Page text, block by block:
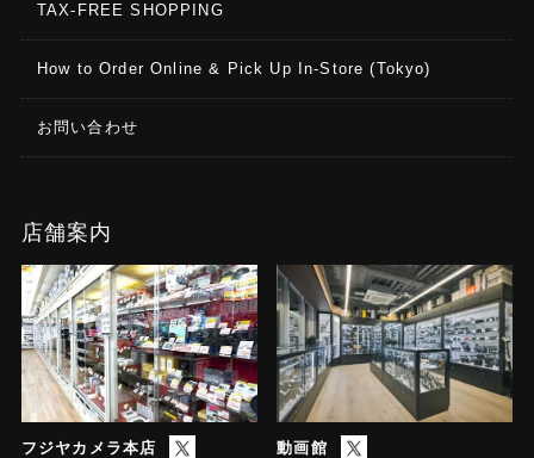
TAX-FREE SHOPPING
How to Order Online & Pick Up In-Store (Tokyo)
お問い合わせ
店舗案内
フジヤカメラ本店 動画館